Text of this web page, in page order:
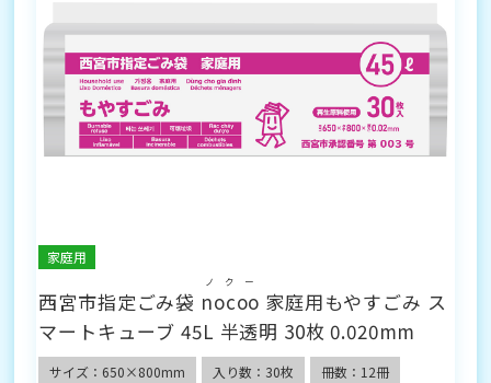
家庭用
西宮市指定ごみ袋 nocoo
ノクー
家庭用もやすごみ ス
マートキューブ 45L 半透明 30枚 0.020mm
サイズ：650×800mm 入り数：30枚
冊数：12冊